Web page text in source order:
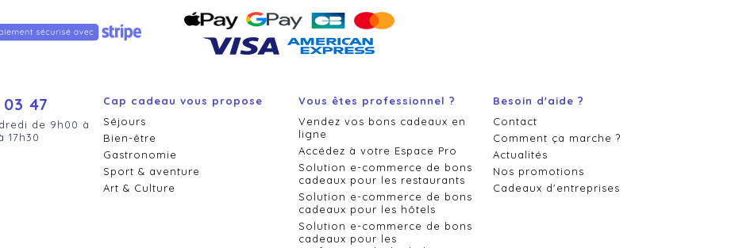
47
de 9h00 à
17h30
Cap cadeau vous propose
Séjours
Bien-être
Gastronomie
Sport & aventure
Art & Culture
Vous êtes professionnel ?
Vendez vos bons cadeaux en
ligne
Accédez à votre Espace Pro
Solution e-commerce de bons
cadeaux pour les restaurants
Solution e-commerce de bons
cadeaux pour les hôtels
Solution e-commerce de bons
cadeaux pour les
Besoin d'aide ?
Contact
Comment ça marche ?
Actualités
Nos promotions
Cadeaux d'entreprises